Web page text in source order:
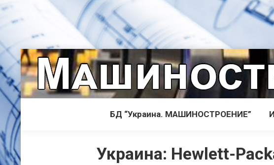
БД “Украина. МАШИНОСТРОЕНИЕ”
Украина: Hewlett-